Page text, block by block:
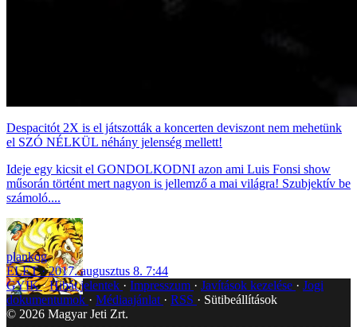
Despacitót 2X is el játszották a koncerten deviszont nem mehetünk
el SZÓ NÉLKÜL néhány jelenség mellett!
Ideje egy kicsit el GONDOLKODNI azon ami Luis Fonsi show
műsorán történt mert nagyon is jellemző a mai világra! Szubjektív be
számoló....
plankog
ÉLET
2017. augusztus 8. 7:44
GYIK Hibát jelentek Impresszum Javítások kezelése
Jogi
dokumentumok
Médiaajánlat RSS
Sütibeállítások
© 2026 Magyar Jeti Zrt.